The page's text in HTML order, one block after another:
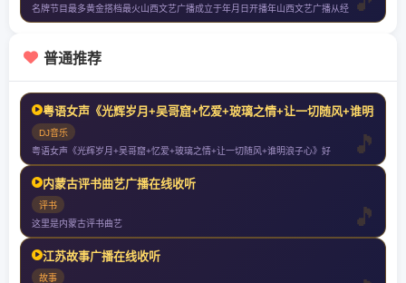
名牌节目最多黄金搭档最火山西文艺广播成立于年月日开播年山西文艺广播从经
普通推荐
粤语女声《光辉岁月+吴哥窟+忆爱+玻璃之情+让一切随风+谁明浪子
DJ音乐
粤语女声《光辉岁月+吴哥窟+忆爱+玻璃之情+让一切随风+谁明浪子心》好
内蒙古评书曲艺广播在线收听
评书
这里是内蒙古评书曲艺
江苏故事广播在线收听
故事